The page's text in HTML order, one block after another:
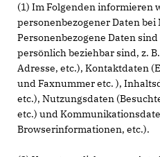
(1) Im Folgenden informieren
personenbezogener Daten
Personenbezogene Daten
persönlich beziehbar sind, z.
Adresse, etc.), Kontaktdaten
und Faxnummer etc. ),
etc.), Nutzungsdaten
etc.) und
Browserinformationen, etc.).